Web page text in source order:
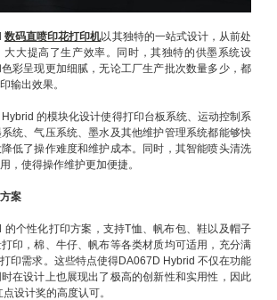
数码直喷印花打印机以其独特的一站式设计，从前处
大大提高了生产效率。同时，其独特的供墨系统设
彩呈现更加细腻，无论工厂生产批次数量多少，都
输出效果。
的模块化设计使得打印台板系统、运动控制系
统、气压系统、墨水及其他维护管理系统都能够快
低了操作难度和维护成本。同时，其智能喷头清洗
，使得操作维护更加便捷。
案
的个性化打印方案，支持T恤、帆布包、鞋以及帽子
印，棉、牛仔、帆布等各类材质均可适用，充分满
印需求。这些特点使得DA067D Hybrid 不仅在功能
在设计上也展现出了极高的创新性和实用性，因此
设计奖的高度认可。